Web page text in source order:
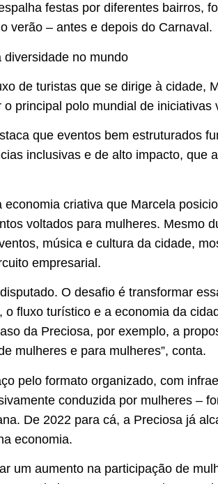
festas por diferentes bairros,
verão – antes e depois do Carnaval.
diversidade no mundo
de turistas que se dirige à cidade,
principal polo mundial de iniciativas
que eventos bem estruturados
inclusivas e de alto impacto, que
criativa que Marcela
voltados para mulheres. Mesmo
música e cultura da cidade,
empresarial.
O desafio é transformar
fluxo turístico e a economia da
da Preciosa, por exemplo, a
mulheres e para mulheres”, conta.
pelo formato organizado, com
conduzida por mulheres –
De 2022 para cá, a Preciosa já
economia.
um aumento na participação de